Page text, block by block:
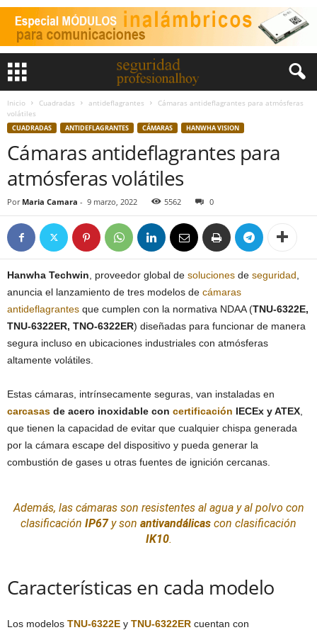
Inicio Cuadradas antideflagrantes
Cámaras antideflagrantes para atmósferas
volátiles
CUADRADAS ANTIDEFLAGRANTES CÁMARAS HANWHA VISION
Cámaras antideflagrantes para
atmósferas volátiles
Por Maria Camara - 9 marzo, 2022 5562 0
Hanwha Techwin , proveedor global de soluciones de seguridad
anuncia el lanzamiento de tres modelos de cámaras
antideflagrantes que cumplen con la normativa NDAA (TNU-6322E,
TNU-6322ER, TNO-6322ER) diseñadas para funcionar de manera
segura incluso en ubicaciones industriales con atmósferas
altamente volátiles.
Estas cámaras, intrínsecamente seguras, van instaladas en
carcasas de acero inoxidable con certificación IECEx y ATEX
que tienen la capacidad de evitar que cualquier chispa generada
por la cámara escape del dispositivo y pueda generar la
combustión de gases u otras fuentes de ignición cercanas.
Además, las cámaras son resistentes al agua y al polvo con
clasificación IP67y son antivandálicas con clasificación
IK10.
Características en cada modelo
Los modelos TNU-6322E y TNU-6322ER cuentan con